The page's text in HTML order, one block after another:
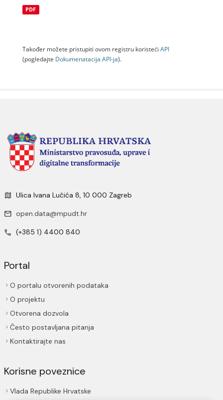
PDF
Također možete pristupiti ovom registru koristeći API
(pogledajte Dokumenаtаcijа API-jа).